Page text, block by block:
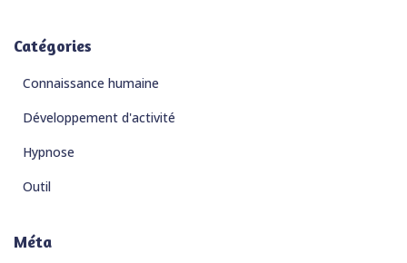
Catégories
Connaissance humaine
Développement d'activité
Hypnose
Outil
Méta